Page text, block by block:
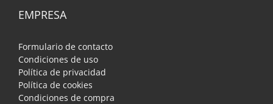
EMPRESA
Formulario de contacto
Condiciones de uso
Política de privacidad
Política de cookies
Condiciones de compra